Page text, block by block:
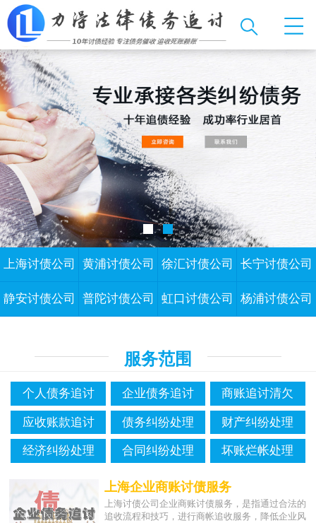
上海讨债公司 黄浦讨债公司 徐汇讨债公司 长宁讨债公司
静安讨债公司 普陀讨债公司 虹口讨债公司 杨浦讨债公司
服务范围
个人债务追讨 企业债务追讨 商账追讨清欠
应收账款追讨 债务纠纷处理 财产纠纷处理
经济纠纷处理 合同纠纷处理 坏账烂帐处理
上海企业商账讨债服务
上海讨债公司企业商账讨债服务，是指通过合法的
追收流程和技巧，进行商帐追收服务，降低企业风